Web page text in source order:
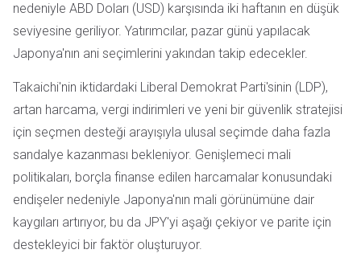
nedeniyle ABD Doları (USD) karşısında iki haftanın en düşük
seviyesine geriliyor. Yatırımcılar, pazar günü yapılacak
Japonya'nın ani seçimlerini yakından takip edecekler.
Takaichi'nin iktidardaki Liberal Demokrat Parti'sinin (LDP),
artan harcama, vergi indirimleri ve yeni bir güvenlik stratejisi
için seçmen desteği arayışıyla ulusal seçimde daha fazla
sandalye kazanması bekleniyor. Genişlemeci mali
politikaları, borçla finanse edilen harcamalar konusundaki
endişeler nedeniyle Japonya'nın mali görünümüne dair
kaygıları artırıyor, bu da JPY'yi aşağı çekiyor ve parite için
destekleyici bir faktör oluşturuyor.